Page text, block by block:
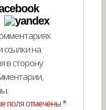
ссылки на
в сторону
поля отмечены *